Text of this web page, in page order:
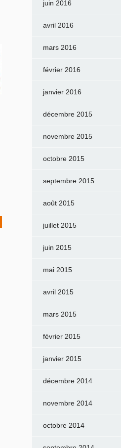
juin 2016
avril 2016
mars 2016
février 2016
janvier 2016
décembre 2015
novembre 2015
octobre 2015
septembre 2015
août 2015
juillet 2015
juin 2015
mai 2015
avril 2015
mars 2015
février 2015
janvier 2015
décembre 2014
novembre 2014
octobre 2014